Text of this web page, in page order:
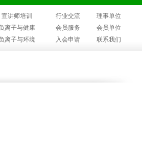
宣讲师培训 行业交流
理事单位
离子与健康 会员服务
会员单位
离子与环境 入会申请 联系我们